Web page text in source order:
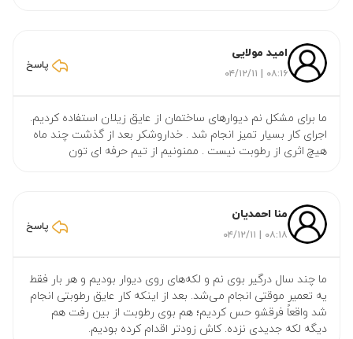
امید مولایی
۰۸:۱۶ | ۰۴/۱۲/۱۱
ما برای مشکل نم‌ دیوارهای ساختمان از عایق زیلان استفاده کردیم.
اجرای کار بسیار تمیز انجام شد . خداروشکر بعد از گذشت چند ماه
هیچ اثری از رطوبت نیست . ممنونیم از تیم حرفه ای تون
منا احمدیان
۰۸:۱۸ | ۰۴/۱۲/۱۱
ما چند سال درگیر بوی نم و لکه‌های روی دیوار بودیم و هر بار فقط
یه تعمیر موقتی انجام می‌شد. بعد از اینکه کار عایق رطوبتی انجام
شد واقعاً فرقشو حس کردیم؛ هم بوی رطوبت از بین رفت هم
دیگه لکه جدیدی نزده. کاش زودتر اقدام کرده بودیم.